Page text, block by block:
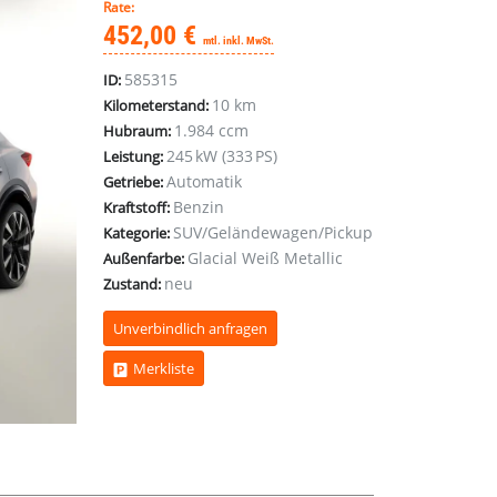
Rate:
452,00 € mtl. inkl. MwSt.
ID: 585315
Kilometerstand: 10 km
Hubraum: 1.984 ccm
Leistung:245 kW (333 PS)
Getriebe:Automatik
Kraftstoff: Benzin
Kategorie: SUV/Geländewagen/Pickup
Außenfarbe: Glacial Weiß Metallic
Zustand: neu
Unverbindlich anfragen
Merkliste